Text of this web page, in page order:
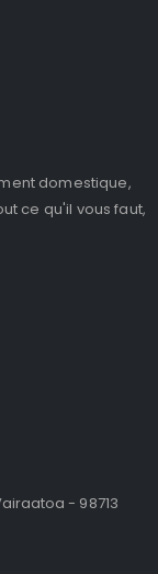
domestique,
ce qu'il vous faut,
- 98713